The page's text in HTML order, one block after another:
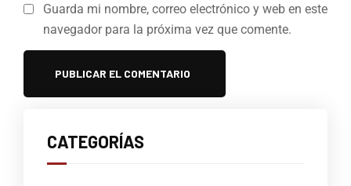
Guarda mi nombre, correo electrónico y web en este
navegador para la próxima vez que comente.
CATEGORÍAS